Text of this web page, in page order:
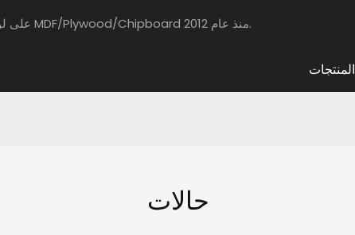
يركز مجلس HAOSAISI على لوحات مغلفة بالحيوانات الأليفة عالية الجودة مع MDF/Plywood/Chipboard منذ عام 2012.
المنتجات
حالات